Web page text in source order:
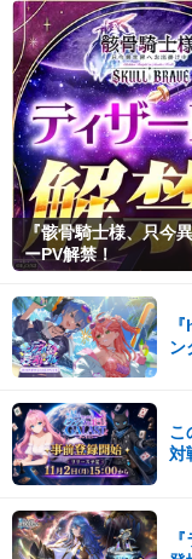
『骸骨騎士様、只今
ーPV解禁！
ン
こ
対